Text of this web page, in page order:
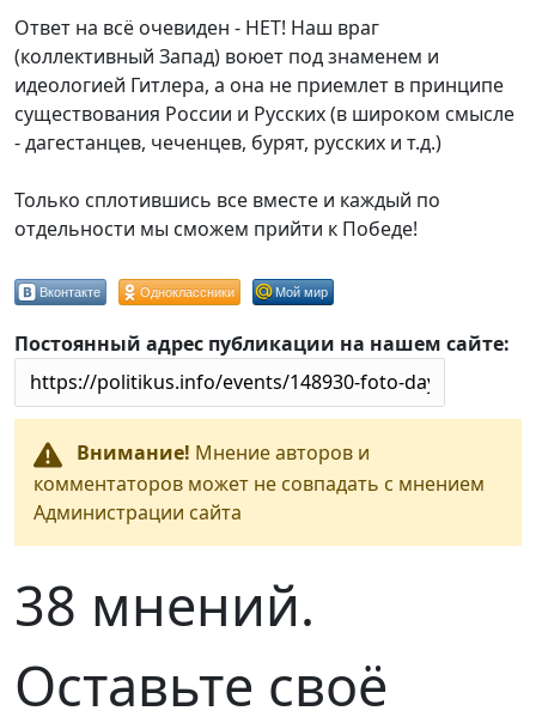
Ответ на всё очевиден - НЕТ! Наш враг
(коллективный Запад) воюет под знаменем и
идеологией Гитлера, а она не приемлет в принципе
существования России и Русских (в широком смысле
- дагестанцев, чеченцев, бурят, русских и т.д.)
Только сплотившись все вместе и каждый по
отдельности мы сможем прийти к Победе!
Вконтакте Одноклассники Мой мир
Постоянный адрес публикации на нашем сайте:
Внимание! Мнение авторов и
комментаторов может не совпадать с мнением
Администрации сайта
38 мнений.
Оставьте своё